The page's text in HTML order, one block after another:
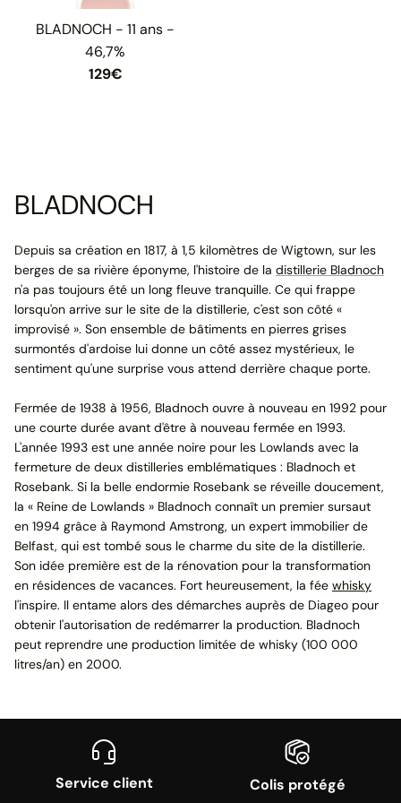
BLADNOCH - 11 ans -
46,7%
129€
BLADNOCH
Depuis sa création en 1817, à 1,5 kilomètres de Wigtown, sur les
berges de sa rivière éponyme, l'histoire de la distillerie Bladnoch
n'a pas toujours été un long fleuve tranquille. Ce qui frappe
lorsqu'on arrive sur le site de la distillerie, c'est son côté «
improvisé ». Son ensemble de bâtiments en pierres grises
surmontés d'ardoise lui donne un côté assez mystérieux, le
sentiment qu'une surprise vous attend derrière chaque porte.
Fermée de 1938 à 1956, Bladnoch ouvre à nouveau en 1992 pour
une courte durée avant d'être à nouveau fermée en 1993.
L'année 1993 est une année noire pour les Lowlands avec la
fermeture de deux distilleries emblématiques : Bladnoch et
Rosebank. Si la belle endormie Rosebank se réveille doucement,
la « Reine de Lowlands » Bladnoch connaît un premier sursaut
en 1994 grâce à Raymond Amstrong, un expert immobilier de
Belfast, qui est tombé sous le charme du site de la distillerie.
Son idée première est de la rénovation pour la transformation
en résidences de vacances. Fort heureusement, la fée whisky
l'inspire. Il entame alors des démarches auprès de Diageo pour
obtenir l'autorisation de redémarrer la production. Bladnoch
peut reprendre une production limitée de whisky (100 000
litres/an) en 2000.
Service client Colis protégé